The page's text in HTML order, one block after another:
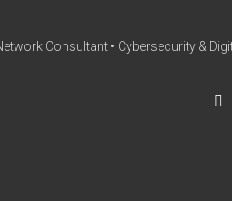
Consultant • Cybersecurity &
twitter